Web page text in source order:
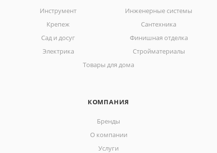
Инструмент
Инженерные системы
Крепеж
Сантехника
Сад и досуг
Финишная отделка
Электрика
Стройматериалы
Товары для дома
КОМПАНИЯ
Бренды
О компании
Услуги